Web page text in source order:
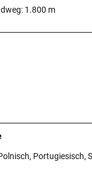
1.800 m
Portugiesisch,